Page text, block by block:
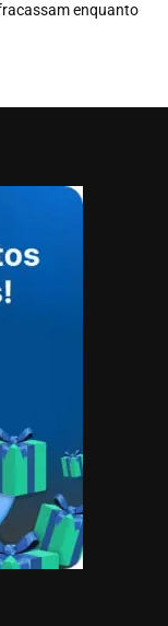
enquanto